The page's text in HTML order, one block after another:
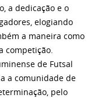
a dedicação e o
elogiando
a maneira como
competição.
de Futsal
a comunidade de
pelo